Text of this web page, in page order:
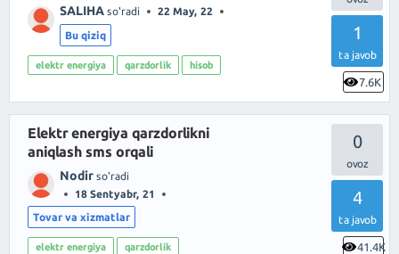
1
ta javob
7.6K
SALIHA so'radi 22 May, 22
Bu qiziq
elektr energiya qarzdorlik hisob
0
4
ta javob
41.4K
Elektr energiya qarzdorlikni
aniqlash sms orqali
Nodir so'radi
18 Sentyabr, 21
Tovar va xizmatlar
elektr energiya qarzdorlik